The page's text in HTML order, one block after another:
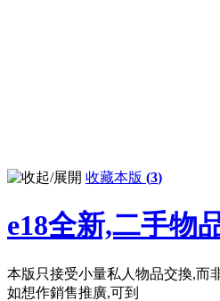
收藏本版 (3)
e18全新,二手物
本版只接受小量私人物品交換,而
如想作銷售推廣,可到